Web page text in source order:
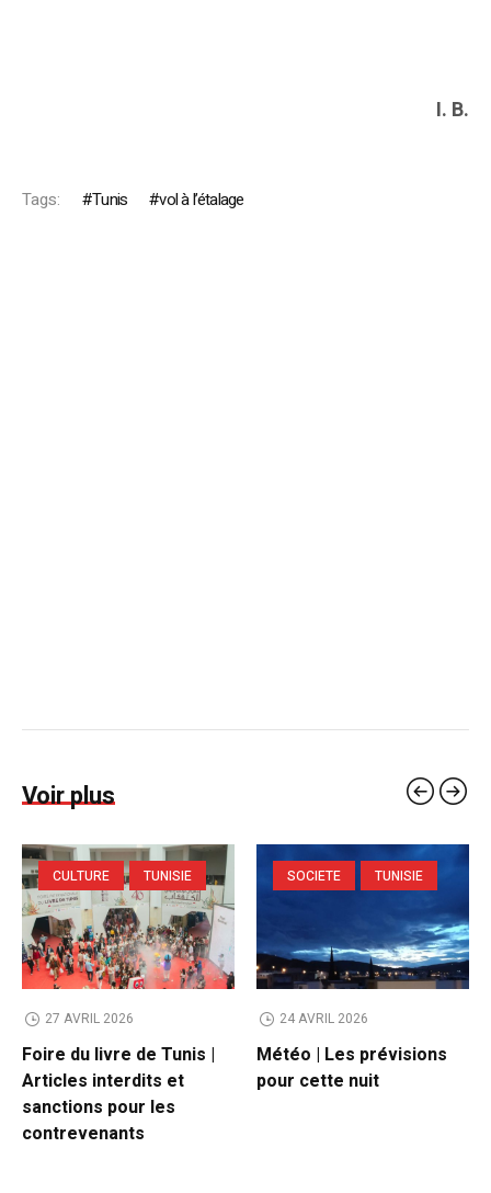
I. B.
Tags: Tunis vol à l’étalage
Voir plus
CULTURE TUNISIE
27 AVRIL 2026
Foire du livre de Tunis |
Articles interdits et
sanctions pour les
contrevenants
SOCIETE TUNISIE
24 AVRIL 2026
Météo | Les prévisions
pour cette nuit